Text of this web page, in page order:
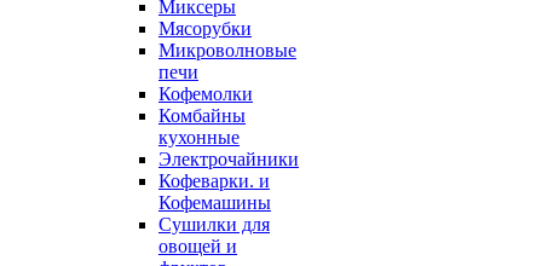
Миксеры
Мясорубки
Микроволновые
печи
Кофемолки
Комбайны
кухонные
Электрочайники
Кофеварки. и
Кофемашины
Сушилки для
овощей и